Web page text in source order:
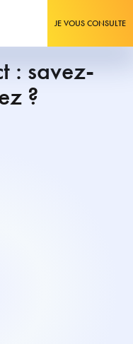
JE VOUS CONSULTE
: savez-
?